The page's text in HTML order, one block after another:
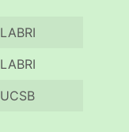
LABRI
LABRI
UCSB